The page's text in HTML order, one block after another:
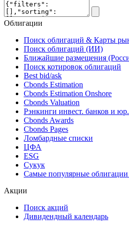
Облигации
Поиск облигаций & Карты
Поиск облигаций (ИИ)
Ближайшие размещения
Поиск котировок облигаций
Best bid/ask
Cbonds Estimation
Cbonds Estimation Onshore
Cbonds Valuation
Рэнкинги инвест. банков и юр.
Cbonds Awards
Cbonds Pages
Ломбардные списки
ЦФА
ESG
Сукук
Самые популярные облигации
Акции
Поиск акций
Дивидендный календарь